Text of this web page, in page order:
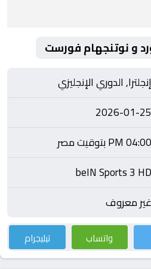
و نوتنجهام فورست
إنجلترا, الدوري الإنجليزي
2026-01-25
04:00 PM بتوقيت مصر
beIN Sports 3 HD
غير معروف
واتساب تيليجرام